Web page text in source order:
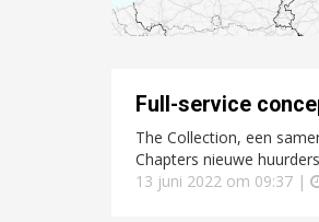
Full-service
The Collection, een
Chapters nieuwe
13 juni 2022 om 09:37 |